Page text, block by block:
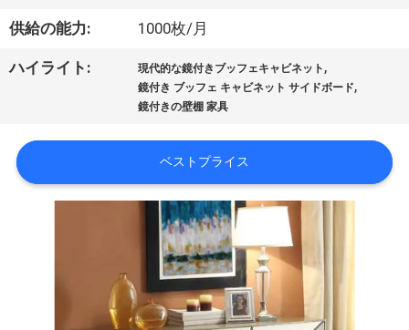
ー
業
情
供給の能力: 1000枚/月
ハイライト: 現代的な鏡付きブッフェキャビネット ,
鏡付き ブッフェ キャビネット サイドボード,
鏡付きの壁棚 家具
ベストプライス